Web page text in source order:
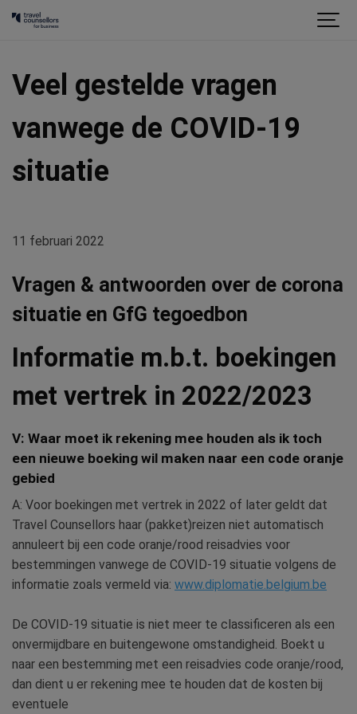
Veel gestelde vragen
vanwege de COVID-19
situatie
11 februari 2022
Vragen & antwoorden over de corona
situatie en GfG tegoedbon
Informatie m.b.t. boekingen
met vertrek in 2022/2023
V: Waar moet ik rekening mee houden als ik toch
een nieuwe boeking wil maken naar een code oranje
gebied
A: Voor boekingen met vertrek in 2022 of later geldt dat
Travel Counsellors haar (pakket)reizen niet automatisch
annuleert bij een code oranje/rood reisadvies voor
bestemmingen vanwege de COVID-19 situatie volgens de
informatie zoals vermeld via: www.diplomatie.belgium.be
De COVID-19 situatie is niet meer te classificeren als een
onvermijdbare en buitengewone omstandigheid. Boekt u
naar een bestemming met een reisadvies code oranje/rood,
dan dient u er rekening mee te houden dat de kosten bij
eventuele